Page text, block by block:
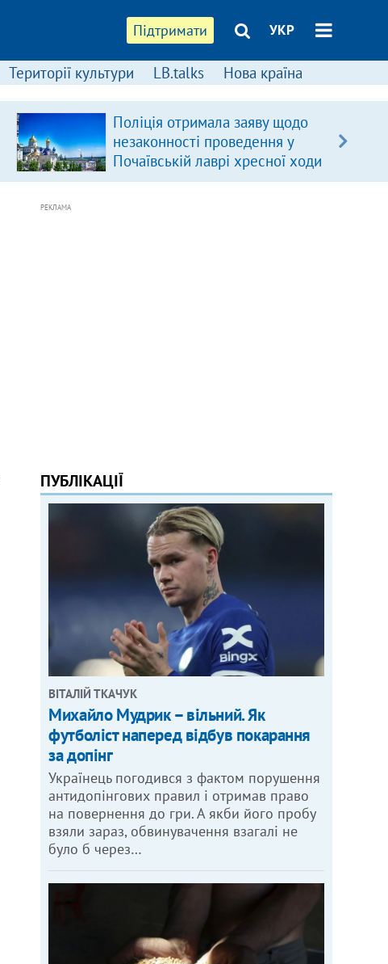
Підтримати УКР
Території культури LB.talks Нова країна
Поліція отримала заяву щодо
незаконності проведення у
Почаївській лаврі хресної ходи
РЕКЛАМА
ПУБЛІКАЦІЇ
ВІТАЛІЙ ТКАЧУК
Михайло Мудрик – вільний. Як
футболіст наперед відбув покарання
за допінг
Українець погодився з фактом порушення
антидопінгових правил і отримав право
на повернення до гри. А якби його пробу
взяли зараз, обвинувачення взагалі не
було б через…